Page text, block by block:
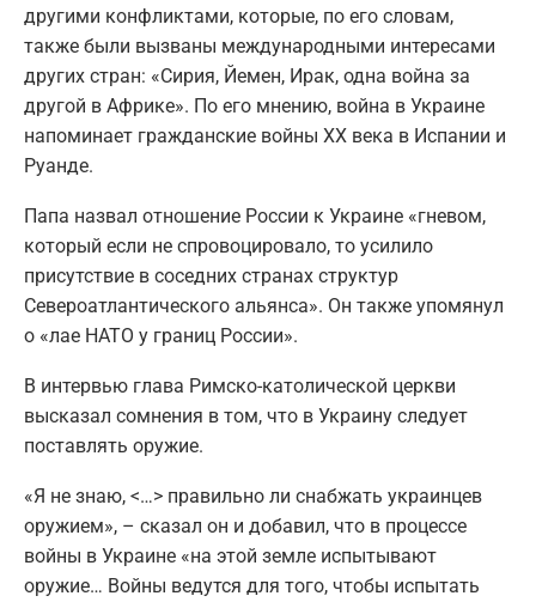
другими конфликтами, которые, по его словам,
также были вызваны международными интересами
других стран: «Сирия, Йемен, Ирак, одна война за
другой в Африке». По его мнению, война в Украине
напоминает гражданские войны ХХ века в Испании и
Руанде.
Папа назвал отношение России к Украине «гневом,
который если не спровоцировало, то усилило
присутствие в соседних странах структур
Североатлантического альянса». Он также упомянул
о «лае НАТО у границ России».
В интервью глава Римско-католической церкви
высказал сомнения в том, что в Украину следует
поставлять оружие.
«Я не знаю, <…> правильно ли снабжать украинцев
оружием», – сказал он и добавил, что в процессе
войны в Украине «на этой земле испытывают
оружие… Войны ведутся для того, чтобы испытать